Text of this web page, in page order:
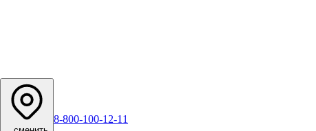
8-800-100-12-11